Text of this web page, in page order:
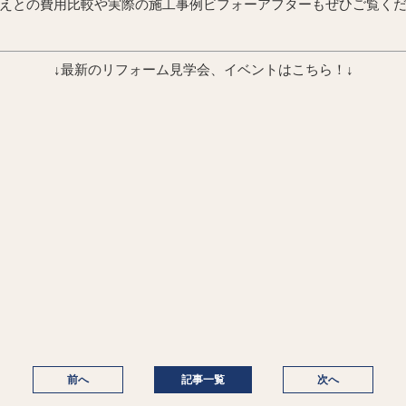
との費用比較や実際の施工事例ビフォーアフターもぜひご覧く
↓最新のリフォーム見学会、イベントはこちら！↓
前へ 記事一覧 次へ